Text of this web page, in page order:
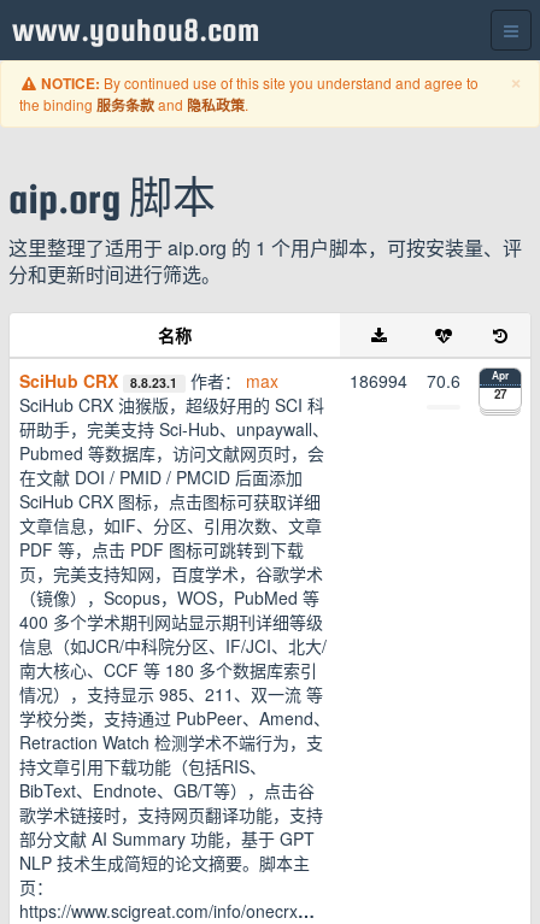
www.youhou8.com
×
NOTICE: By continued use of this site you understand and agree to
the binding 服务条款and 隐私政策.
aip.org 脚本
这里整理了适用于 aip.org 的 1 个用户脚本，可按安装量、评
分和更新时间进行筛选。
名称
SciHub CRX
8.8.23.1 作者： max
SciHub CRX 油猴版，超级好用的 SCI 科
研助手，完美支持 Sci-Hub、unpaywall、
Pubmed 等数据库，访问文献网页时，会
在文献 DOI / PMID / PMCID 后面添加
SciHub CRX 图标，点击图标可获取详细
文章信息，如IF、分区、引用次数、文章
PDF 等，点击 PDF 图标可跳转到下载
页，完美支持知网，百度学术，谷歌学术
（镜像），Scopus，WOS，PubMed 等
400 多个学术期刊网站显示期刊详细等级
信息（如JCR/中科院分区、IF/JCI、北大/
南大核心、CCF 等 180 多个数据库索引
情况），支持显示 985、211、双一流 等
学校分类，支持通过 PubPeer、Amend、
Retraction Watch 检测学术不端行为，支
持文章引用下载功能（包括RIS、
BibText、Endnote、GB/T等），点击谷
歌学术链接时，支持网页翻译功能，支持
部分文献 AI Summary 功能，基于 GPT
NLP 技术生成简短的论文摘要。脚本主
页：
https://www.scigreat.com/info/onecrx…
186994 70.6 Apr
27